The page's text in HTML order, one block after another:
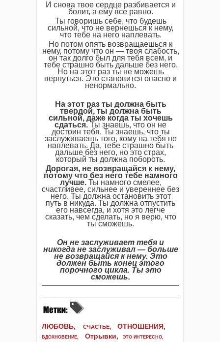
И снова твое сердце разбивается и
болит, а ему все равно.
Ты говоришь себе, что будешь
сильной, что не вернешься к нему,
что тебе на него наплевать.
Но потом опять возвращаешься к
нему, потому что он — твоя слабость,
он так долго был для тебя всем, и
тебе страшно быть дальше без него.
Но на этот раз ты не можешь
вернуться. Это становится опасно и
ненормально.
На этот раз ты должна быть
твердой, ты должна быть
сильной, даже когда ты хочешь
сдаться. Ты знаешь, что он не
достоин тебя. Ты знаешь, что ты
заслуживаешь того, кому на тебя не
наплевать. Да, тебе страшно быть
дальше без него, но это страх,
который ты должна побороть.
Дорогая, не возвращайся к нему,
потому что без него тебе намного
лучше.Ты намного смелее,
счастливее, сильнее и увереннее без
него. Ты должна остановить этот
путь в никуда. Ты должна отпустить
его навсегда, и хотя это легче
сказать, чем сделать, но я верю, что
ты сможешь.
Он не заслуживает тебя и
никогда не заслуживал — больше
не возвращайся к нему. Это
должен быть конец этого
порочного цикла. Ты это
сможешь.
ЛЮБОВЬ, СЧАСТЬЕ, ОТНОШЕНИЯ,
ВДОХНОВЕНИЕ, Отрывки, ЭТО ИНТЕРЕСНО,